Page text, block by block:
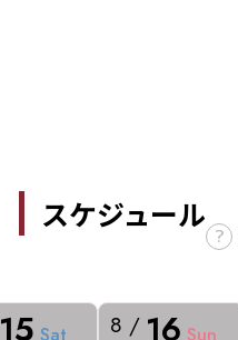
スケジュール
15 Sat 8 / 16 Sun